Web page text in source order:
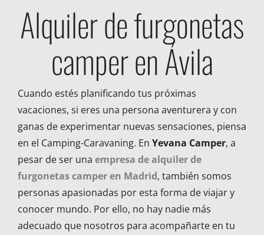
Alquiler de furgonetas
camper en Ávila
Cuando estés planificando tus próximas
vacaciones, si eres una persona aventurera y con
ganas de experimentar nuevas sensaciones, piensa
en el Camping-Caravaning. En Yevana Camper, a
pesar de ser una empresa de alquiler de
furgonetas camper en Madrid, también somos
personas apasionadas por esta forma de viajar y
conocer mundo. Por ello, no hay nadie más
adecuado que nosotros para acompañarte en tu